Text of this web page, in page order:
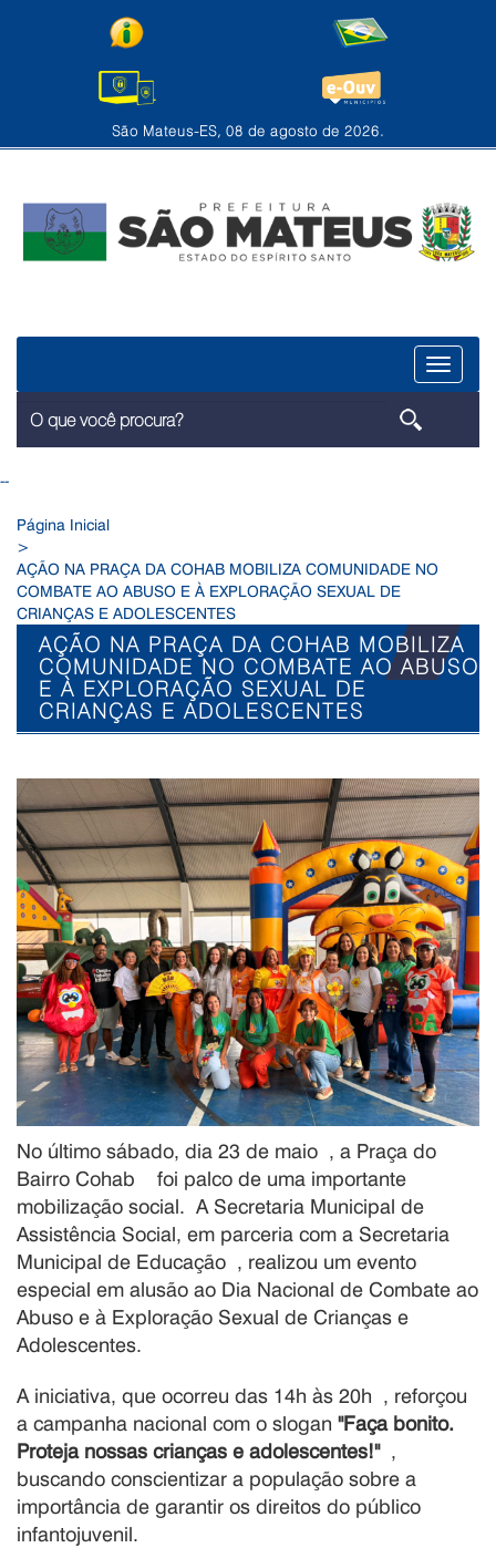
São Mateus-ES, 08 de agosto de 2026.
Menu
--
Página Inicial
>
AÇÃO NA PRAÇA DA COHAB MOBILIZA COMUNIDADE NO
COMBATE AO ABUSO E À EXPLORAÇÃO SEXUAL DE
CRIANÇAS E ADOLESCENTES
AÇÃO NA PRAÇA DA COHAB MOBILIZA
COMUNIDADE NO COMBATE AO ABUSO
E À EXPLORAÇÃO SEXUAL DE
CRIANÇAS E ADOLESCENTES
No último sábado, dia 23 de maio , a Praça do
Bairro Cohab
foi palco de uma importante
mobilização social. A Secretaria Municipal de
Assistência Social, em parceria com a Secretaria
Municipal de Educação , realizou um evento
especial em alusão ao Dia Nacional de Combate ao
Abuso e à Exploração Sexual de Crianças e
Adolescentes.
A iniciativa, que ocorreu das 14h às 20h , reforçou
a campanha nacional com o slogan "Faça bonito.
Proteja nossas crianças e adolescentes!" ,
buscando conscientizar a população sobre a
importância de garantir os direitos do público
infantojuvenil.